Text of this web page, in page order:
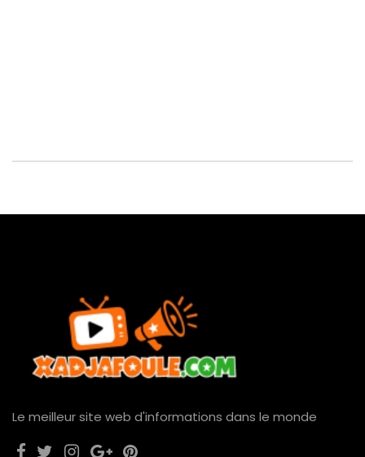
Le meilleur site web d'informations dans le monde